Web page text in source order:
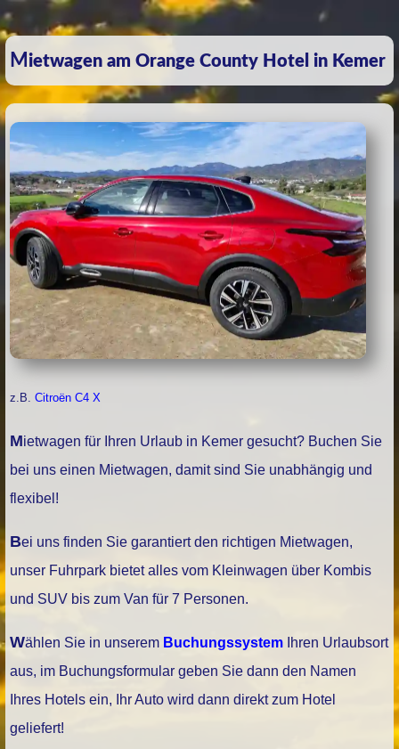
Mietwagen am Orange County Hotel in Kemer
z.B.Citroën C4 X
Mietwagen für Ihren Urlaub in Kemer gesucht? Buchen Sie
bei uns einen Mietwagen, damit sind Sie unabhängig und
flexibel!
Bei uns finden Sie garantiert den richtigen Mietwagen,
unser Fuhrpark bietet alles vom Kleinwagen über Kombis
und SUV bis zum Van für 7 Personen.
Wählen Sie in unserem Buchungssystem Ihren Urlaubsort
aus, im Buchungsformular geben Sie dann den Namen
Ihres Hotels ein, Ihr Auto wird dann direkt zum Hotel
geliefert!